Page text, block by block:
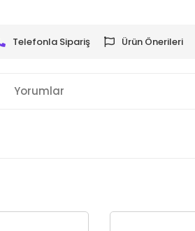
Telefonla Sipariş Ürün Önerileri
Yorumlar